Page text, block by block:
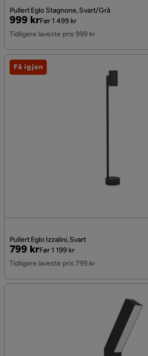
Pullert Eglo Stagnone, Svart/Grå
Pris
999 kr
Original
Pris
Før 1 499 kr
Tidligere laveste pris 999 kr
Pullert Eglo Izzalini, Svart
Pris
799 kr
Original
Pris
Før 1 199 kr
Tidligere laveste pris 799 kr
Få igjen